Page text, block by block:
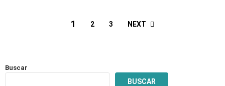
1 2 3 NEXT
Buscar
BUSCAR